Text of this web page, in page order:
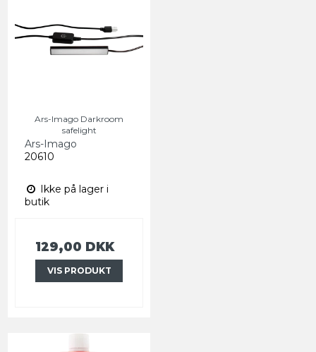
Ars-Imago Darkroom
safelight
Ars-Imago
20610
Ikke på lager i
butik
129,00 DKK
VIS PRODUKT